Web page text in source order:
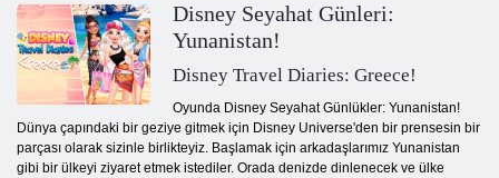
Disney Seyahat Günleri:
Yunanistan!
Disney Travel Diaries: Greece!
Oyunda Disney Seyahat Günlükler: Yunanistan!
Dünya çapındaki bir geziye gitmek için Disney Universe'den bir prensesin bir
parçası olarak sizinle birlikteyiz. Başlamak için arkadaşlarımız Yunanistan
gibi bir ülkeyi ziyaret etmek istediler. Orada denizde dinlenecek ve ülke